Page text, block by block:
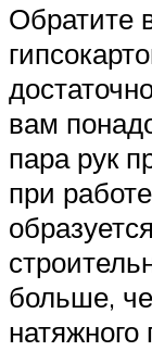
Обратите
вам
пара рук
при
больше,
натяжного